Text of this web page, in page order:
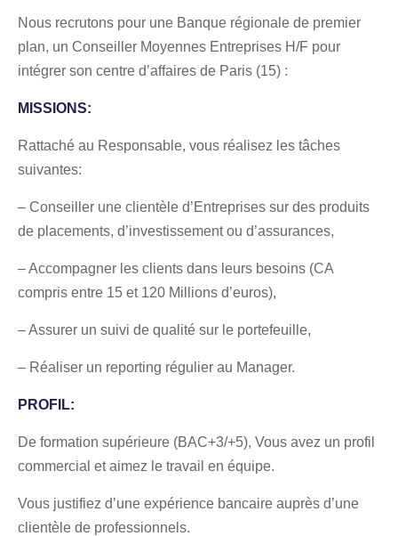
Nous recrutons pour une Banque régionale de premier
plan, un Conseiller Moyennes Entreprises H/F pour
intégrer son centre d’affaires de Paris (15) :
MISSIONS:
Rattaché au Responsable, vous réalisez les tâches
suivantes:
– Conseiller une clientèle d’Entreprises sur des produits
de placements, d’investissement ou d’assurances,
– Accompagner les clients dans leurs besoins (CA
compris entre 15 et 120 Millions d’euros),
– Assurer un suivi de qualité sur le portefeuille,
– Réaliser un reporting régulier au Manager.
PROFIL:
De formation supérieure (BAC+3/+5), Vous avez un profil
commercial et aimez le travail en équipe.
Vous justifiez d’une expérience bancaire auprès d’une
clientèle de professionnels.